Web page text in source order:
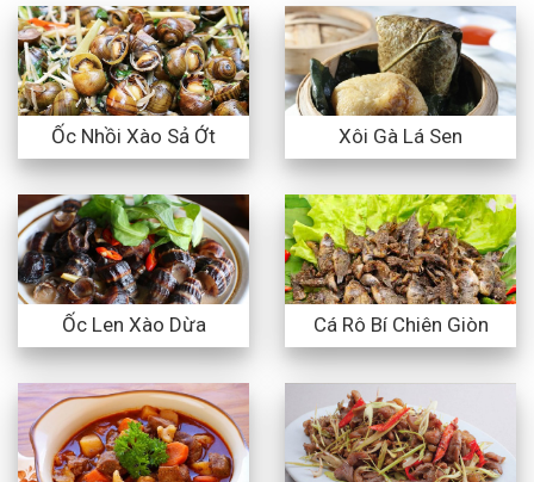
Ốc Nhồi Xào Sả Ớt Xôi Gà Lá Sen
Ốc Len Xào Dừa Cá Rô Bí Chiên Giòn